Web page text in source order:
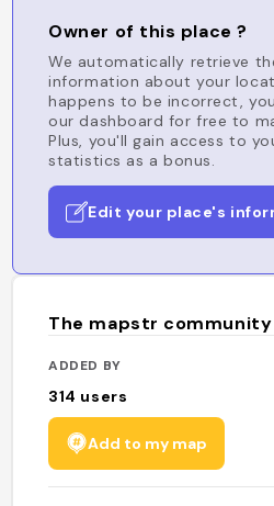
Owner of this place ?
We automatically retrieve
information about your
happens to be incorrect,
our dashboard for free to
Plus, you'll gain access to
statistics as a bonus.
Edit your place's
The mapstr community
ADDED BY
314 users
Add to my map